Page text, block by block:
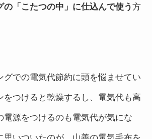
の「こたつの中」に仕込んで使う方
グでの電気代節約に頭を悩ませてい
をつけると乾燥するし、電気代も高
電源をつけるのも電気代が気にな